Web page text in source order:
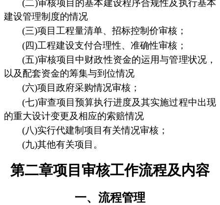
(二)审核项目的基本建设程序合规性及执行基本
建设管理制度的情况
(三)项目工程量清单、招标控制价审核；
(四)工程建设支付合理性、准确性审核；
(五)审核项目中财政性资金的运用与管理状况，
以及配套资金的筹集与到位情况
(六)项目政府采购情况审核；
(七)审查项目预算执行进度及其实施过程中出现
的重大设计变更及相应的索赔情况
(八)实行代建制项目有关情况审核；
(九)其他有关项目。
第二章项目审核工作流程及内容
一、流程管理